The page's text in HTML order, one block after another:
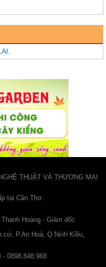
THUẬT VÀ THƯƠNG MẠI
tại Cần Thơ.
Hoàng - Giám đốc
cừ, P.An Hoà, Q.Ninh Kiều,
- 0898.848.968